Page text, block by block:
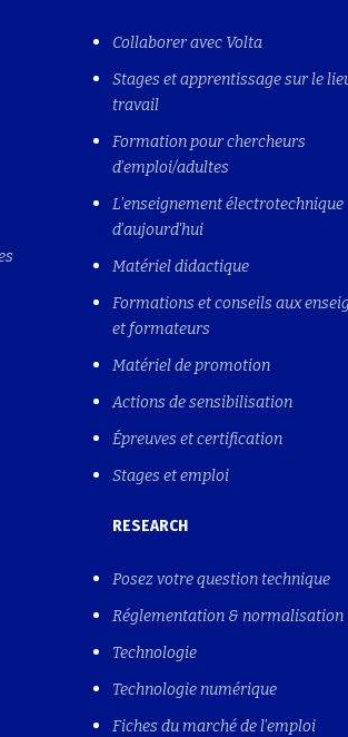
Collaborer avec Volta
Stages et apprentissage sur le
travail
Formation pour chercheurs
d'emploi/adultes
L'enseignement électrotechnique
d'aujourd'hui
Matériel didactique
Formations et conseils aux
et formateurs
Matériel de promotion
Actions de sensibilisation
Épreuves et certification
Stages et emploi
RESEARCH
Posez votre question technique
Réglementation & normalisation
Technologie
Technologie numérique
Fiches du marché de l'emploi